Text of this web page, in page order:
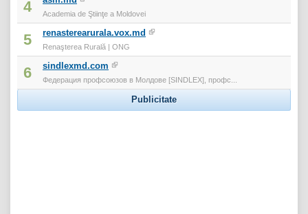
4 Academia de Ştiinţe a Moldovei
5 renasterearurala.vox.md
Renaşterea Rurală | ONG
6 sindlexmd.com
Федерация профсоюзов в Молдове [SINDLEX], профс...
Publicitate